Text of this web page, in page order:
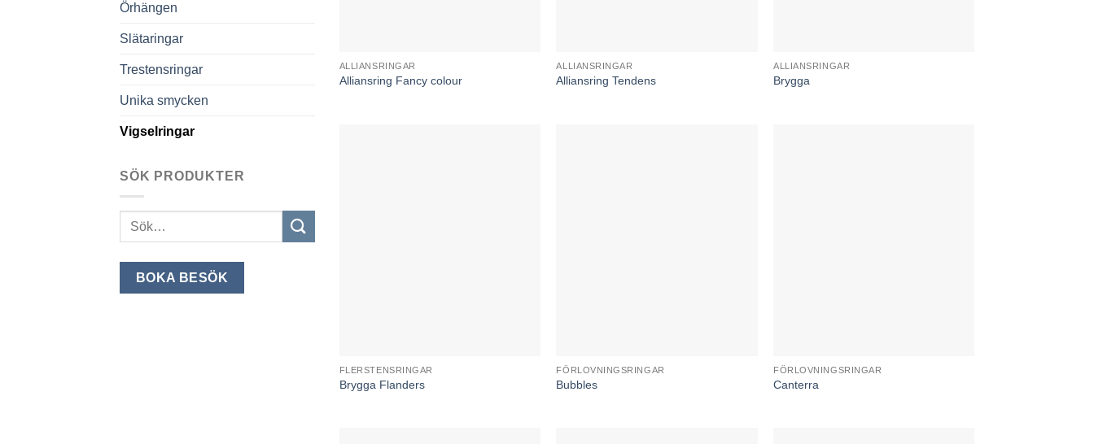
Örhängen
Slätaringar
Trestensringar
Unika smycken
Vigselringar
SÖK PRODUKTER
Sök
BOKA BESÖK
ALLIANSRINGAR
Alliansring Fancy colour
ALLIANSRINGAR
Alliansring Tendens
ALLIANSRINGAR
Brygga
FLERSTENSRINGAR
Brygga Flanders
FÖRLOVNINGSRINGAR
Bubbles
FÖRLOVNINGSRINGAR
Canterra